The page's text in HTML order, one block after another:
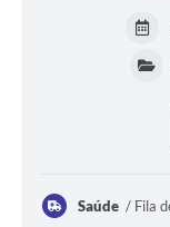
Galeria de Vídeos
Saúde Fila